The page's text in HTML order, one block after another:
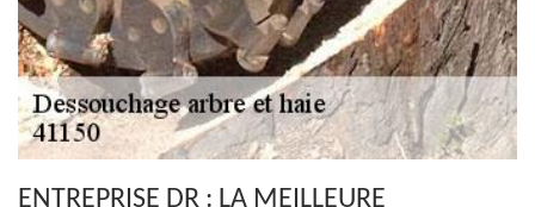
ENTREPRISE DR : LA MEILLEURE